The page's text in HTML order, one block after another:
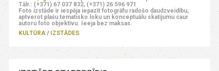
Tālr.: (+371) 67 037 832, (+371) 26 596 971
Foto izstāde ir iespēja iepazīt fotogrāfu radošo daudzveidību,
aptverot plašu tematisko loku un konceptuālu skatījumu caur
autoru foto objektīvu. Ieeja bez maksas.
KULTŪRA
IZSTĀDES